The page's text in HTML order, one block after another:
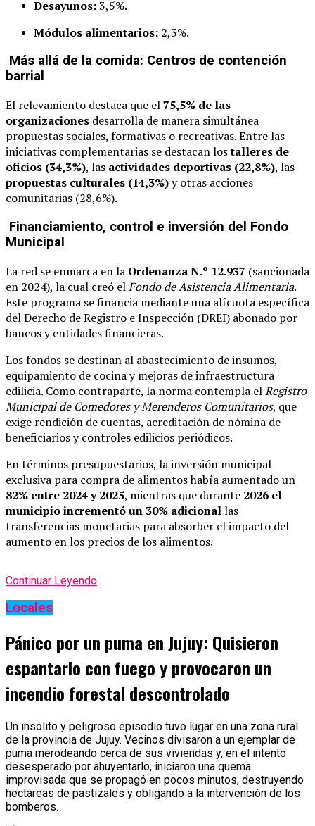
Desayunos:3,5%.
Módulos alimentarios: 2,3%.
Más allá de la comida: Centros de contención
barrial
El relevamiento destaca que el75,5% de las
organizaciones desarrolla de manera simultánea
propuestas sociales, formativas o recreativas. Entre las
iniciativas complementarias se destacan lostalleres de
oficios (34,3%), las actividades deportivas (22,8%), las
propuestas culturales (14,3%)y otras acciones
comunitarias (28,6%).
Financiamiento, control e inversión del Fondo
Municipal
La red se enmarca en la Ordenanza N.º 12.937 (sancionada
en 2024), la cual creó elFondo de Asistencia Alimentaria.
Este programa se financia mediante una alícuota específica
del Derecho de Registro e Inspección (DREI) abonado por
bancos y entidades financieras.
Los fondos se destinan al abastecimiento de insumos,
equipamiento de cocina y mejoras de infraestructura
edilicia. Como contraparte, la norma contempla elRegistro
Municipal de Comedores y Merenderos Comunitarios, que
exige rendición de cuentas, acreditación de nómina de
beneficiarios y controles edilicios periódicos.
En términos presupuestarios, la inversión municipal
exclusiva para compra de alimentos había aumentado un
82% entre 2024 y 2025, mientras que durante 2026 el
municipio incrementó un 30% adicionallas
transferencias monetarias para absorber el impacto del
aumento en los precios de los alimentos.
Continuar Leyendo
Locales
Pánico por un puma en Jujuy: Quisieron
espantarlo con fuego y provocaron un
incendio forestal descontrolado
Un insólito y peligroso episodio tuvo lugar en una zona rural
de la provincia de Jujuy. Vecinos divisaron a un ejemplar de
puma merodeando cerca de sus viviendas y, en el intento
desesperado por ahuyentarlo, iniciaron una quema
improvisada que se propagó en pocos minutos, destruyendo
hectáreas de pastizales y obligando a la intervención de los
bomberos.